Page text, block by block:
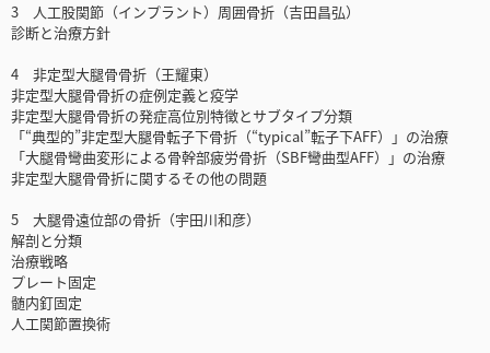
3 人工股関節（インプラント）周囲骨折（吉田昌弘）
診断と治療方針
4 非定型大腿骨骨折（王耀東）
非定型大腿骨骨折の症例定義と疫学
非定型大腿骨骨折の発症高位別特徴とサブタイプ分類
「“典型的”非定型大腿骨転子下骨折（“typical”転子下AFF）」の治療
「大腿骨彎曲変形による骨幹部疲労骨折（SBF彎曲型AFF）」の治療
非定型大腿骨骨折に関するその他の問題
5 大腿骨遠位部の骨折（宇田川和彦）
解剖と分類
治療戦略
プレート固定
髄内釘固定
人工関節置換術